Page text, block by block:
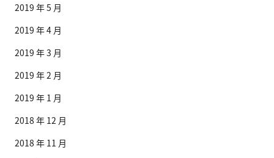
2019 年 5 月
2019 年 4 月
2019 年 3 月
2019 年 2 月
2019 年 1 月
2018 年 12 月
2018 年 11 月